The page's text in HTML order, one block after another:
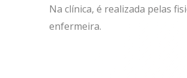
Na clínica, é realizada pelas
enfermeira.